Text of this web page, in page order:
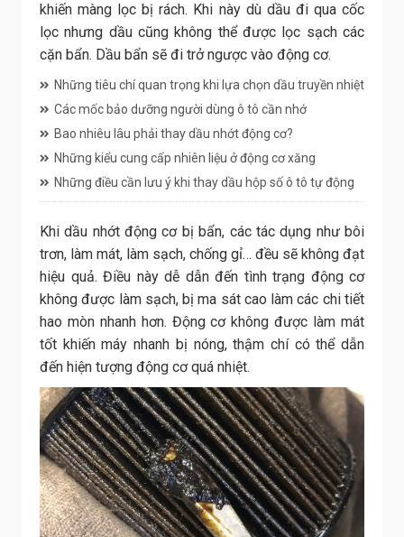
khiến màng lọc bị rách. Khi này dù dầu đi qua cốc
lọc nhưng dầu cũng không thể được lọc sạch các
cặn bẩn. Dầu bẩn sẽ đi trở ngược vào động cơ.
Những tiêu chí quan trọng khi lựa chọn dầu truyền nhiệt
Các mốc bảo dưỡng người dùng ô tô cần nhớ
Bao nhiêu lâu phải thay dầu nhớt động cơ?
Những kiểu cung cấp nhiên liệu ở động cơ xăng
Những điều cần lưu ý khi thay dầu hộp số ô tô tự động
Khi dầu nhớt động cơ bị bẩn, các tác dụng như bôi
trơn, làm mát, làm sạch, chống gỉ… đều sẽ không đạt
hiệu quả. Điều này dễ dẫn đến tình trạng động cơ
không được làm sạch, bị ma sát cao làm các chi tiết
hao mòn nhanh hơn. Động cơ không được làm mát
tốt khiến máy nhanh bị nóng, thậm chí có thể dẫn
đến hiện tượng động cơ quá nhiệt.